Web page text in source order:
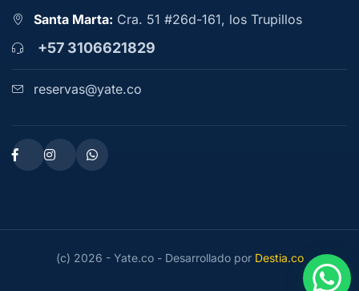
Santa Marta: Cra. 51 #26d-161, los Trupillos
+57 3106621829
reservas@yate.co
(c) 2026 - Yate.co - Desarrollado por Destia.co